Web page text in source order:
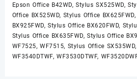
Epson Office B42WD, Stylus SX525WD,
Office BX525WD, Stylus Office
BX925FWD, Stylus Office BX620FWD,
Stylus Office BX635FWD, Stylus Office
WF7525, WF7515, Stylus Office
WF3540DTWF, WF3530DTWF,